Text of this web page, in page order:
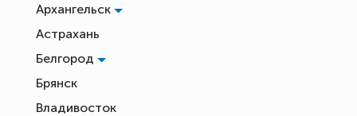
Архангельск
Астрахань
Белгород
Брянск
Владивосток